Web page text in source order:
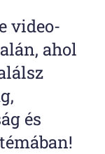
video-
ahol
és